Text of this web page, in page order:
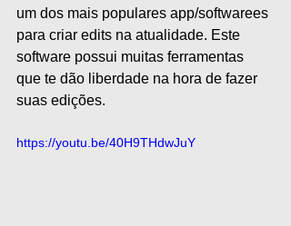
um dos mais populares app/softwarees
para criar edits na atualidade. Este
software possui muitas ferramentas
que te dão liberdade na hora de fazer
suas edições.
https://youtu.be/40H9THdwJuY